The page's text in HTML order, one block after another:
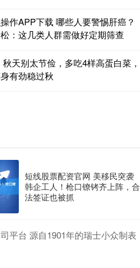
作APP下载 哪些人要警惕肝癌？
：这几类人群需做好定期筛查
天别太节俭，多吃4样高蛋白菜，
有劲稳过秋
短线股票配资官网 美移民突袭
韩企工人！枪口镣铐齐上阵，合
法签证也被抓
平台 源自1901年的瑞士小众制表